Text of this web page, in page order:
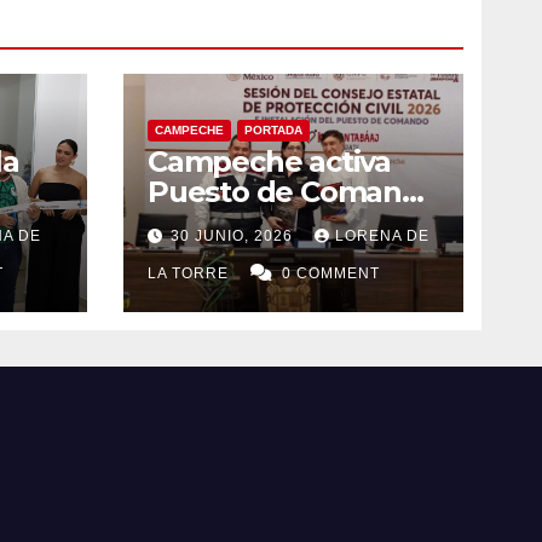
DE
CAMPECHE PORTADA
Campeche activa
Puesto de Comando
y refuerza acciones
de Protección Civil
ante riesgos
hidrometeorológico
30 JUNIO, 2026 LORENA DE
LA TORRE 0 COMMENT